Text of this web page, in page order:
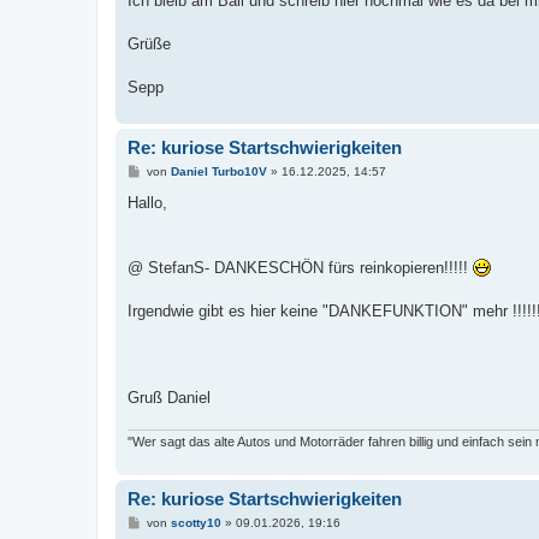
Grüße
Sepp
Re: kuriose Startschwierigkeiten
B
i
von Daniel Turbo10V» 16.12.2025, 14:57
Hallo,
@ StefanS- DANKESCHÖN fürs reinkopieren!!!!!
Irgendwie gibt es hier keine "DANKEFUNKTION" mehr
Gruß Daniel
"Wer sagt das alte Autos und Motorräder fahren billig und einfach sein
Re: kuriose Startschwierigkeiten
Bvon scotty10» 09.01.2026, 19:16